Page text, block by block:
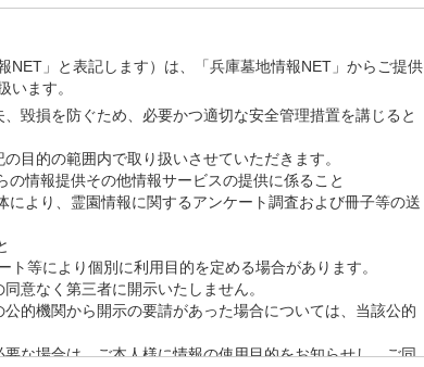
NET」と表記します）は、「兵庫墓地情報NET」からご提供
います。
毀損を防ぐため、必要かつ適切な安全管理措置を講じると
目的の範囲内で取り扱いさせていただきます。
の情報提供その他情報サービスの提供に係ること
により、霊園情報に関するアンケート調査および冊子等の送
ト等により個別に利用目的を定める場合があります。
意なく第三者に開示いたしません。
的機関から開示の要請があった場合については、当該公的
な場合は、ご本人様に情報の使用目的をお知らせし、ご同